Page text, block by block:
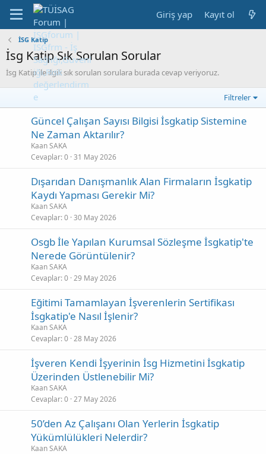
Giriş yap Kayıt ol
İSG Katip
İsg Katip Sık Sorulan Sorular
İsg Katip ile ilgili sık sorulan sorulara burada cevap veriyoruz.
Filtreler
Güncel Çalışan Sayısı Bilgisi İsgkatip Sistemine
Ne Zaman Aktarılır?
Kaan SAKA
Cevaplar 0 31 May 2026
Dışarıdan Danışmanlık Alan Firmaların İsgkatip
Kaydı Yapması Gerekir Mi?
Kaan SAKA
Cevaplar 0 30 May 2026
Osgb İle Yapılan Kurumsal Sözleşme İsgkatip'te
Nerede Görüntülenir?
Kaan SAKA
Cevaplar 0 29 May 2026
Eğitimi Tamamlayan İşverenlerin Sertifikası
İsgkatip'e Nasıl İşlenir?
Kaan SAKA
Cevaplar 0 28 May 2026
İşveren Kendi İşyerinin İsg Hizmetini İsgkatip
Üzerinden Üstlenebilir Mi?
Kaan SAKA
Cevaplar 0 27 May 2026
50’den Az Çalışanı Olan Yerlerin İsgkatip
Yükümlülükleri Nelerdir?
Kaan SAKA